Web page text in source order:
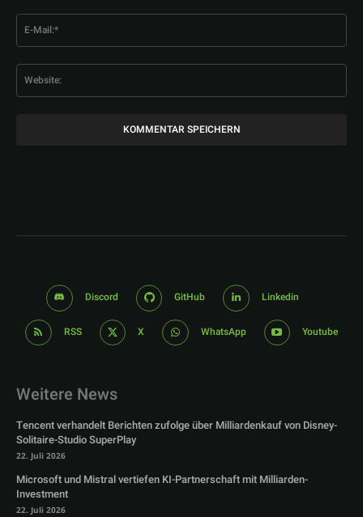
Discord GitHub Linkedin
RSS X WhatsApp Youtube
Weitere News
Tencent verhandelt Berichten zufolge über Milliardenkauf von Disney-
Solitaire-Studio SuperPlay
22. Juli 2026
Microsoft und Mistral vertiefen KI-Partnerschaft mit Milliarden-
Investment
22. Juli 2026